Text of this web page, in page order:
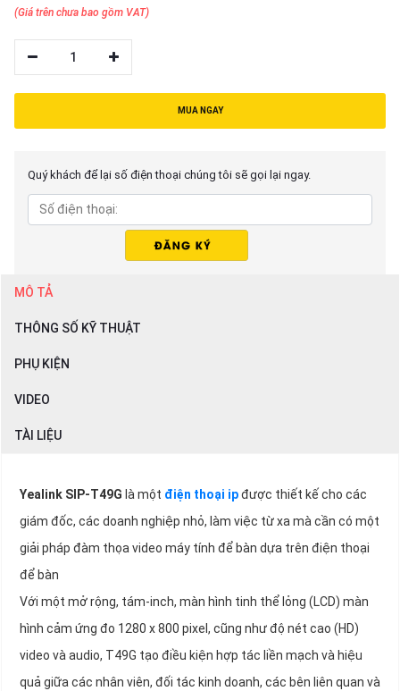
(Giá trên chưa bao gồm VAT)
1
MUA NGAY
Quý khách để lại số điện thoại chúng tôi sẽ gọi lại ngay.
MÔ TẢ
THÔNG SỐ KỸ THUẬT
PHỤ KIỆN
VIDEO
TÀI LIỆU
Yealink SIP-T49G là một điện thoại ipđược thiết kế cho các
giám đốc, các doanh nghiệp nhỏ, làm việc từ xa mà cần có một
giải pháp đàm thọa video máy tính để bàn dựa trên điện thoại
để bàn
Với một mở rộng, tám-inch, màn hình tinh thể lỏng (LCD) màn
hình cảm ứng đo 1280 x 800 pixel, cũng như độ nét cao (HD)
video và audio, T49G tạo điều kiện hợp tác liền mạch và hiệu
quả giữa các nhân viên, đối tác kinh doanh, các bên liên quan và
Tiếng